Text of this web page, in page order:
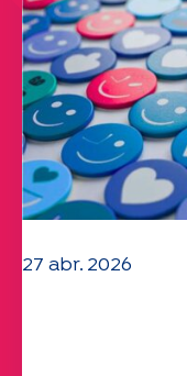
27 abr. 2026